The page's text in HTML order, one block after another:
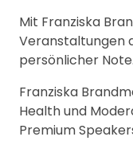
Mit Franziska
Veranstaltungen
persönlicher Note.
Franziska
Health und
Premium